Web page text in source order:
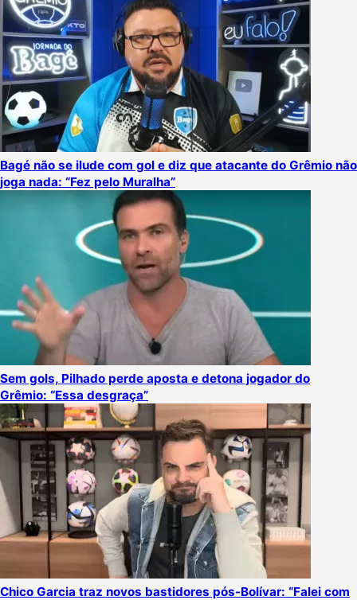
Bagé não se ilude com gol e diz que atacante do Grêmio não
joga nada: “Fez pelo Muralha”
Sem gols, Pilhado perde aposta e detona jogador do
Grêmio: “Essa desgraça”
Chico Garcia traz novos bastidores pós-Bolívar: “Falei com